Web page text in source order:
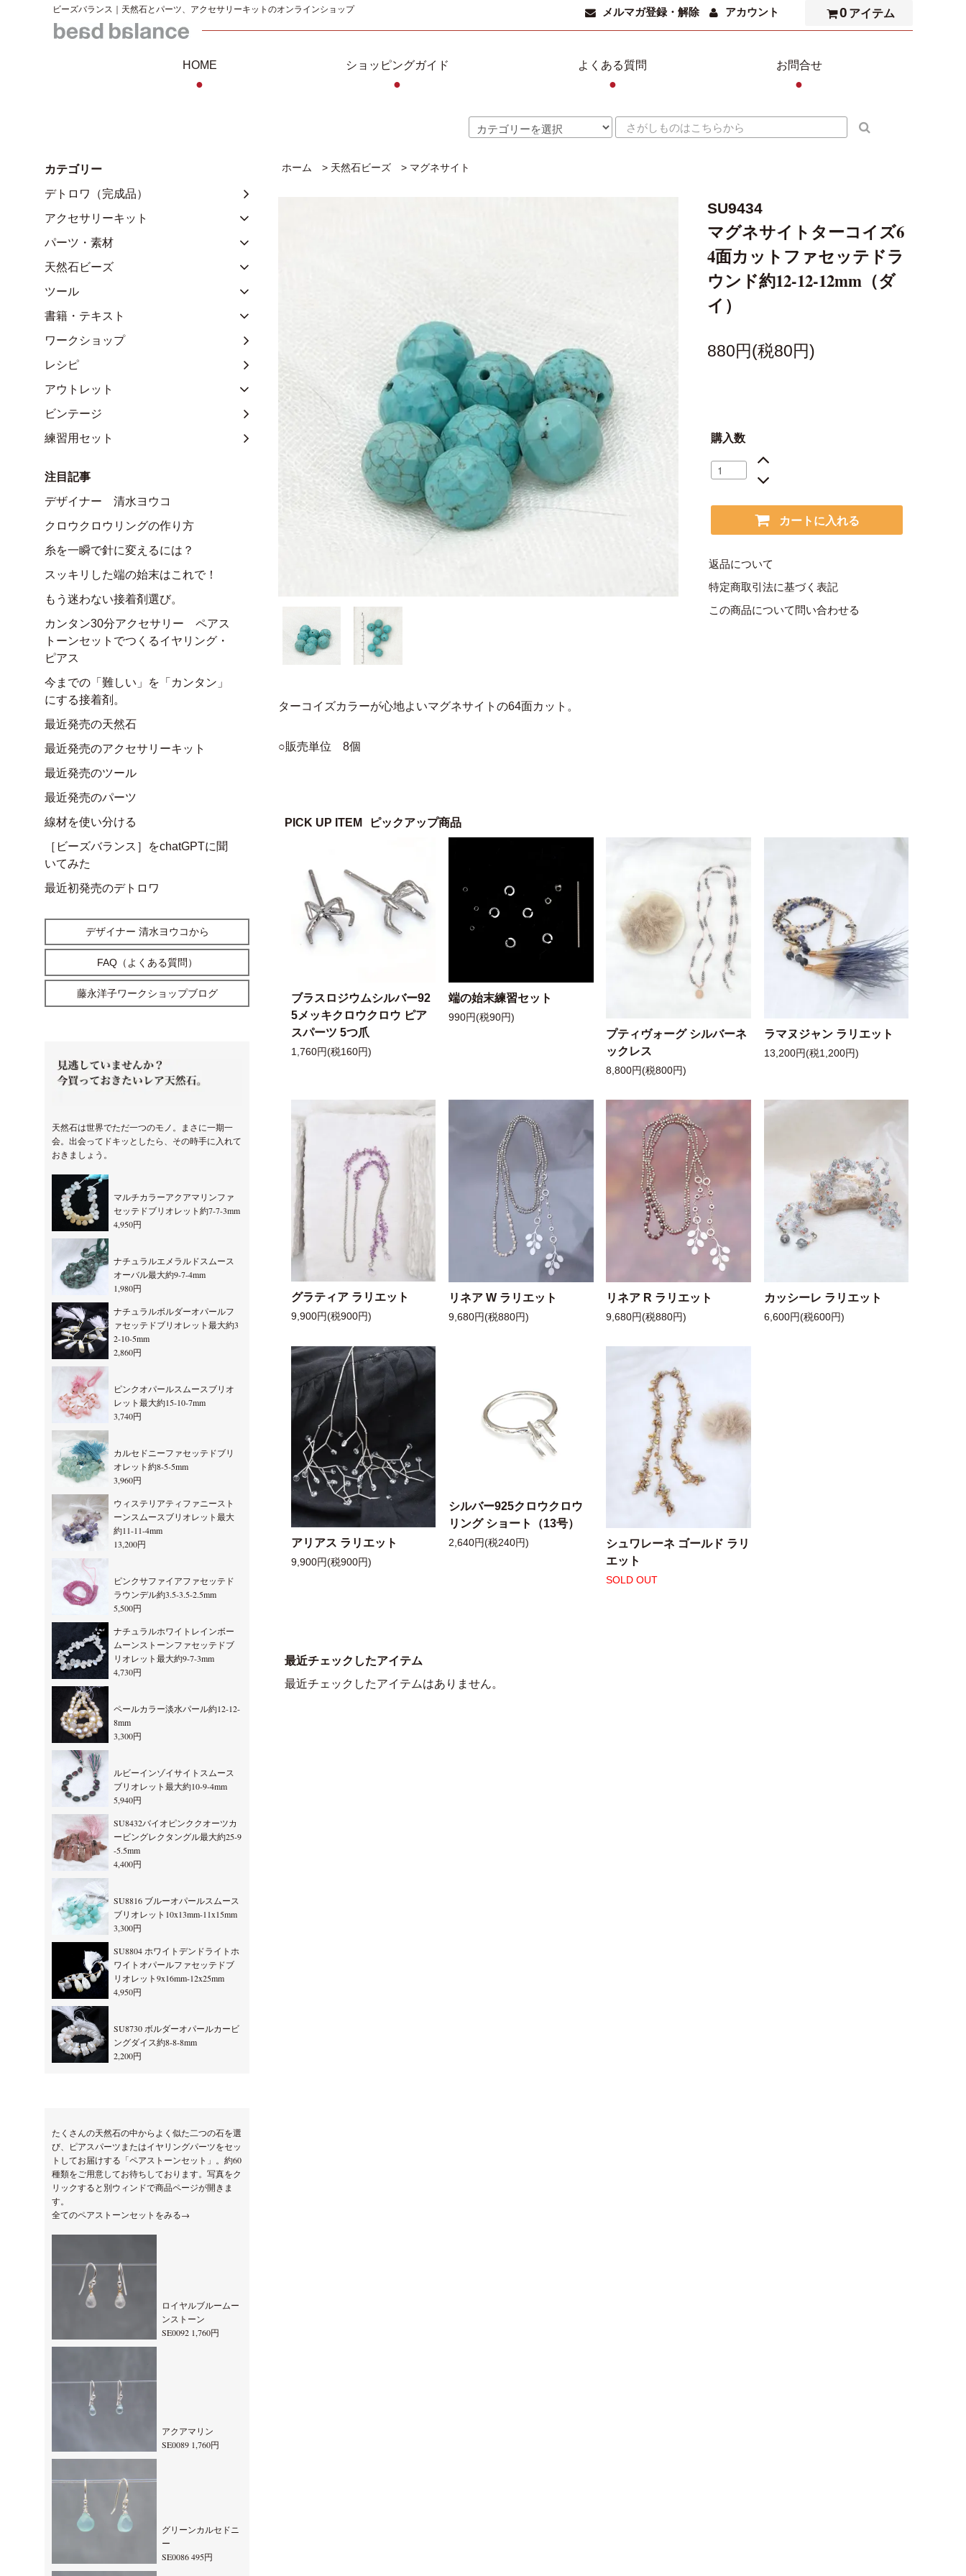
ビーズバランス｜天然石とパーツ、アクセサリーキットのオンラインショップ メルマガ登録・解除 アカウント 0 アイテム
HOME
●
ショッピングガイド
●
よくある質問
●
お問合せ
●
ホーム > 天然石ビーズ > マグネサイト
SU9434
マグネサイトターコイズ6
4面カットファセッテドラ
ウンド約12-12-12mm（ダ
イ）
880円(税80円)
購入数
カートに入れる
返品について
特定商取引法に基づく表記
この商品について問い合わせる
ターコイズカラーが心地よいマグネサイトの64面カット。
○販売単位 8個
PICK UP ITEM ピックアップ商品
ブラスロジウムシルバー92
5メッキクロウクロウ ピア
スパーツ 5つ爪
1,760円(税160円)
端の始末練習セット
990円(税90円)
プティヴォーグ シルバーネ
ックレス
8,800円(税800円)
ラマヌジャン ラリエット
13,200円(税1,200円)
グラティア ラリエット
9,900円(税900円)
リネア W ラリエット
9,680円(税880円)
リネア R ラリエット
9,680円(税880円)
カッシーレ ラリエット
6,600円(税600円)
アリアス ラリエット
9,900円(税900円)
シルバー925クロウクロウ
リング ショート（13号）
2,640円(税240円)
シュワレーネ ゴールド ラリ
エット
SOLD OUT
最近チェックしたアイテム
最近チェックしたアイテムはありません。
カテゴリー
デトロワ（完成品）
アクセサリーキット
パーツ・素材
天然石ビーズ
ツール
書籍・テキスト
ワークショップ
レシピ
アウトレット
ビンテージ
練習用セット
注目記事
デザイナー 清水ヨウコ
クロウクロウリングの作り方
糸を一瞬で針に変えるには？
スッキリした端の始末はこれで！
もう迷わない接着剤選び。
カンタン30分アクセサリー ペアス
トーンセットでつくるイヤリング・
ピアス
今までの「難しい」を「カンタン」
にする接着剤。
最近発売の天然石
最近発売のアクセサリーキット
最近発売のツール
最近発売のパーツ
線材を使い分ける
［ビーズバランス］をchatGPTに聞
いてみた
最近初発売のデトロワ
デザイナー 清水ヨウコから
FAQ（よくある質問）
藤永洋子ワークショップブログ
天然石は世界でただ一つのモノ。まさに一期一
会。出会ってドキッとしたら、その時手に入れて
おきましょう。
マルチカラーアクアマリンファ
セッテドブリオレット約7-7-3mm
4,950円
ナチュラルエメラルドスムース
オーバル最大約9-7-4mm
1,980円
ナチュラルボルダーオパールフ
ァセッテドブリオレット最大約3
2-10-5mm
2,860円
ピンクオパールスムースブリオ
レット最大約15-10-7mm
3,740円
カルセドニーファセッテドブリ
オレット約8-5-5mm
3,960円
ウィステリアティファニースト
ーンスムースブリオレット最大
約11-11-4mm
13,200円
ピンクサファイアファセッテド
ラウンデル約3.5-3.5-2.5mm
5,500円
ナチュラルホワイトレインボー
ムーンストーンファセッテドブ
リオレット最大約9-7-3mm
4,730円
ペールカラー淡水パール約12-12-
8mm
3,300円
ルビーインゾイサイトスムース
ブリオレット最大約10-9-4mm
5,940円
SU8432バイオピンククオーツカ
ービングレクタングル最大約25-9
-5.5mm
4,400円
SU8816 ブルーオパールスムース
ブリオレット10x13mm-11x15mm
3,300円
SU8804 ホワイトデンドライトホ
ワイトオパールファセッテドブ
リオレット9x16mm-12x25mm
4,950円
SU8730 ボルダーオパールカービ
ングダイス約8-8-8mm
2,200円
たくさんの天然石の中からよく似た二つの石を選
び、ピアスパーツまたはイヤリングパーツをセッ
トしてお届けする「ペアストーンセット」。約60
種類をご用意してお待ちしております。写真をク
リックすると別ウィンドで商品ページが開きま
す。
全てのペアストーンセットをみる→
ロイヤルブルームー
ンストーン
SE0092 1,760円
アクアマリン
SE0089 1,760円
グリーンカルセドニ
ー
SE0086 495円